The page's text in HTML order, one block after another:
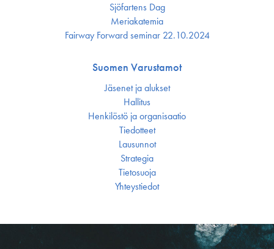
Sjöfartens Dag
Meriakatemia
Fairway Forward seminar 22.10.2024
Suomen Varustamot
Jäsenet ja alukset
Hallitus
Henkilöstö ja organisaatio
Tiedotteet
Lausunnot
Strategia
Tietosuoja
Yhteystiedot